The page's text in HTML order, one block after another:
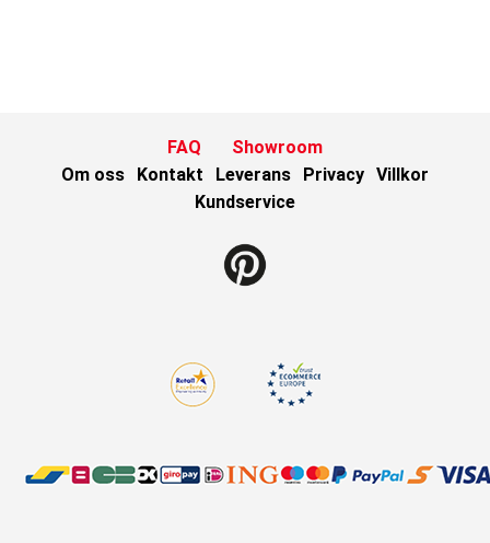
FAQ
Showroom
Om oss
Kontakt Leverans Privacy Villkor
Kundservice